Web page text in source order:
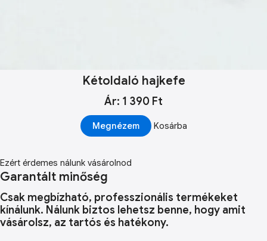
Kétoldaló hajkefe
Ár: 1 390 Ft
Megnézem Kosárba
Ezért érdemes nálunk vásárolnod
Garantált minőség
Csak megbízható, professzionális termékeket
kínálunk. Nálunk biztos lehetsz benne, hogy amit
vásárolsz, az tartós és hatékony.